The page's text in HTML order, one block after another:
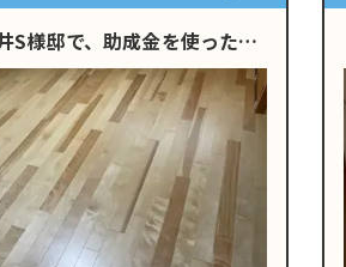
小市K様邸にてクロスの貼り
工事を行いました